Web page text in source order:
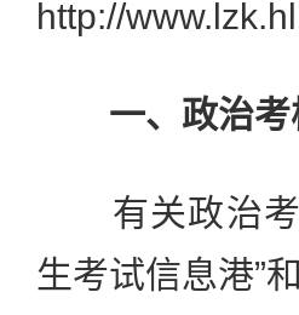
http://
一、政治考
有关政治考
生考试信息港”